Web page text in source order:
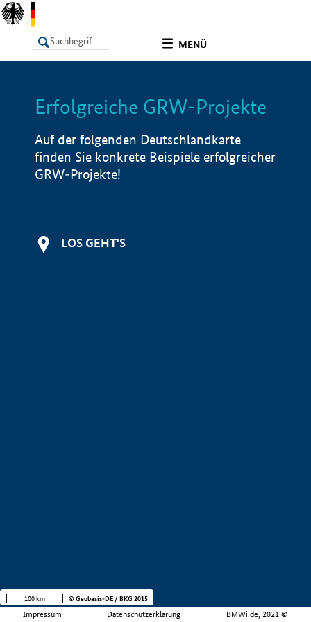
MENÜ
LISTE Info
Erfolgreiche GRW-Projekte
Auf der folgenden Deutschlandkarte
finden Sie konkrete Beispiele erfolgreicher
GRW-Projekte!
LOS GEHT'S
Impressum Datenschutzerklärung BMWi.de, 2021 ©
100 km © Geobasis-DE / BKG 2015